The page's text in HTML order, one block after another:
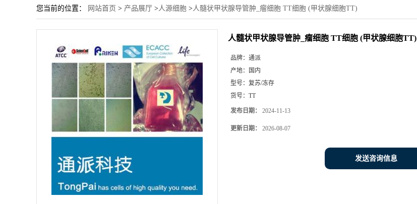
您当前的位置： 网站首页 > 产品展厅 >人源细胞 >人髓状甲状腺导管肿_瘤细胞 TT细胞 (甲状腺细胞TT)
人髓状甲状腺导管肿_瘤细胞 TT细胞 (甲状腺细胞TT)
品牌： 通派
产地：
国内
型号： 复苏/冻存
货号： TT
发布日期： 2024-11-13
更新日期： 2026-08-07
发送咨询信息